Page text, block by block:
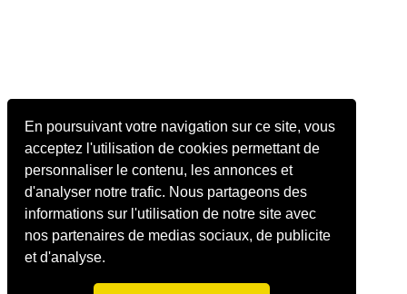
En poursuivant votre navigation sur ce site, vous
acceptez l'utilisation de cookies permettant de
personnaliser le contenu, les annonces et
d'analyser notre trafic. Nous partageons des
informations sur l'utilisation de notre site avec
nos partenaires de medias sociaux, de publicite
et d'analyse.